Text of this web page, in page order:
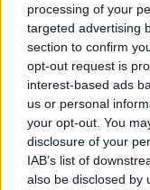
processing of your
targeted advertising
section to confirm
opt-out request is
interest-based ads
us or personal
your opt-out. You
disclosure of your
IAB’s list of
also be disclosed by
Ινδοί κουβαλούν
σταυρούς